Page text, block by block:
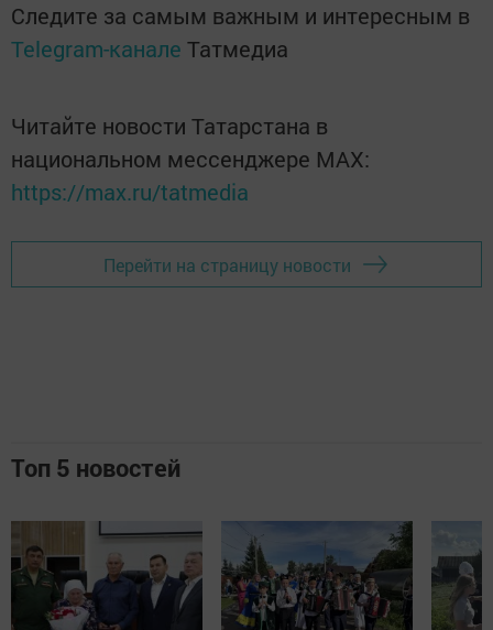
Следите за самым важным и интересным в
Telegram-канале Татмедиа
Читайте новости Татарстана в
национальном мессенджере MАХ:
https://max.ru/tatmedia
Перейти на страницу новости
Топ 5 новостей